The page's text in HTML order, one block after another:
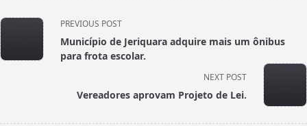
<span
class="nav-
subtitle
PREVIOUS POST
Município de Jeriquara adquire mais um ônibus
para frota escolar.
NEXT POST
Vereadores aprovam Projeto de Lei.